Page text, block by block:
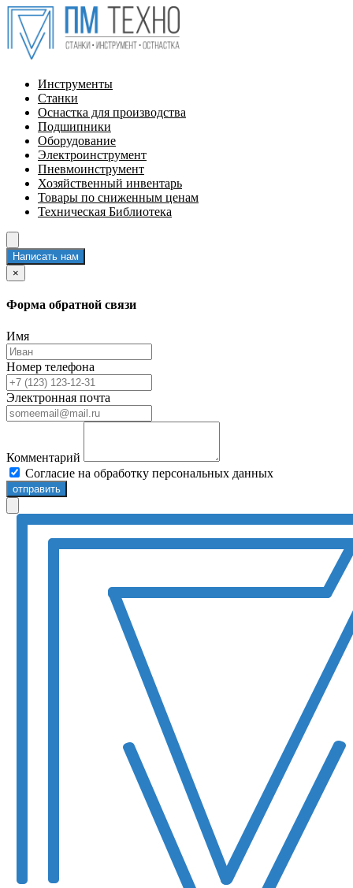
Инструменты
Станки
Оснастка для производства
Подшипники
Оборудование
Электроинструмент
Пневмоинструмент
Хозяйственный инвентарь
Товары по сниженным ценам
Техническая Библиотека
Написать нам
×
Форма обратной связи
Имя
Номер телефона
Электронная почта
Комментарий
Согласие на обработку персональных данных
отправить